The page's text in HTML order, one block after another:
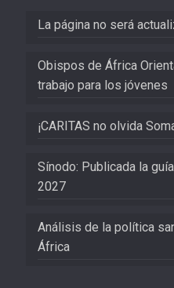
La página no será
Obispos de África
trabajo para los jóvenes
¡CARITAS no olvida
Sínodo: Publicada la
2027
Análisis de la política
África